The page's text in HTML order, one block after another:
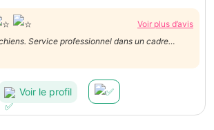
Voir plus d’avis
Service professionnel dans un cadre
promenade. Je recommande les yeux fermés.
Voir le profil